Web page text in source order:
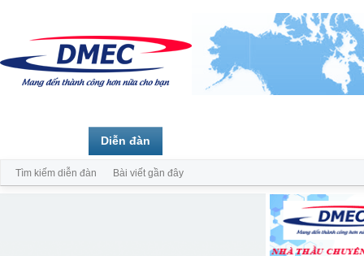
Diễn đàn
Tìm kiếm diễn đàn Bài viết gần đây